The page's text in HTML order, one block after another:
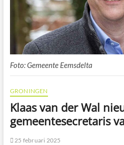
Foto: Gemeente Eemsdelta
GRONINGEN
Klaas van der Wal
gemeentesecretaris
25 februari 2025